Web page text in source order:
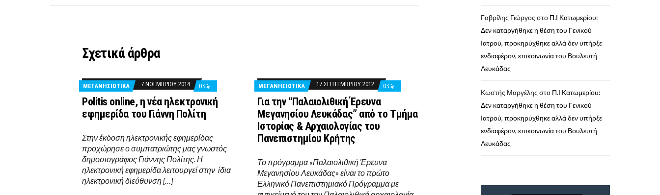
Σχετικά άρθρα
ΜΕΓΑΝΗΣΙΩΤΙΚΑ 7 ΝΟΕΜΒΡΊΟΥ 2014 0
Politis online, η νέα ηλεκτρονική
εφημερίδα του Γιάννη Πολίτη
Στην έκδοση ηλεκτρονικής εφημερίδας
προχώρησε ο συμπατριώτης μας γνωστός
δημοσιογράφος Γιάννης Πολίτης. Η
ηλεκτρονική εφημερίδα λειτουργεί στην ίδια
ηλεκτρονική διεύθυνση […]
ΜΕΓΑΝΗΣΙΩΤΙΚΑ 17 ΣΕΠΤΕΜΒΡΊΟΥ 2012 0
Για την “Παλαιολιθική Έρευνα
Μεγανησίου Λευκάδας” από το Τμήμα
Ιστορίας & Αρχαιολογίας του
Πανεπιστημίου Κρήτης
Το πρόγραμμα «Παλαιολιθική Έρευνα
Μεγανησίου Λευκάδας» είναι το πρώτο
Ελληνικό Πανεπιστημιακό Πρόγραμμα με
Γαβρίλης Γιώργος στο Π.Ι Κατωμερίου:
Δεν καταργήθηκε η θέση του Γενικού
Ιατρού, προκηρύχθηκε αλλά δεν υπήρξε
ενδιαφέρον, επικοινωνία του Βουλευτή
Λευκάδας
Κωστής Μαργέλης στο Π.Ι Κατωμερίου:
Δεν καταργήθηκε η θέση του Γενικού
Ιατρού, προκηρύχθηκε αλλά δεν υπήρξε
ενδιαφέρον, επικοινωνία του Βουλευτή
Λευκάδας